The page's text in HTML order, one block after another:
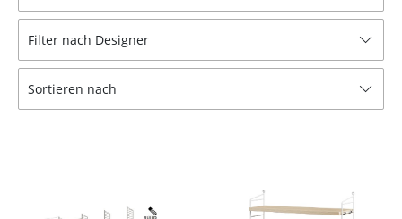
Tische
Esstische
Beistelltische
Filter nach Designer
Sortieren nach